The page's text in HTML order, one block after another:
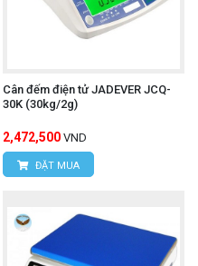
Cân đếm điện tử JADEVER JCQ-
30K (30kg/2g)
2,472,500 VND
ĐẶT MUA